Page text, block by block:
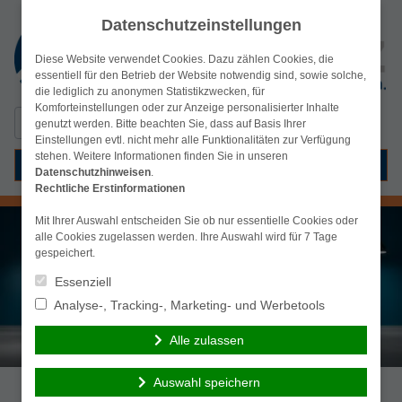
Suchen
nach:
simplr-Login
Menü
Datenschutzeinstellungen
Diese Website verwendet Cookies. Dazu zählen Cookies, die
essentiell für den Betrieb der Website notwendig sind, sowie solche,
die lediglich zu anonymen Statistikzwecken, für
Komforteinstellungen oder zur Anzeige personalisierter Inhalte
genutzt werden. Bitte beachten Sie, dass auf Basis Ihrer
Einstellungen evtl. nicht mehr alle Funktionalitäten zur Verfügung
stehen. Weitere Informationen finden Sie in unseren
Datenschutzhinweisen.
Rechtliche Erstinformationen
Mit Ihrer Auswahl entscheiden Sie ob nur essentielle Cookies oder
alle Cookies zugelassen werden. Ihre Auswahl wird für 7 Tage
gespeichert.
Essenziell
Analyse-, Tracking-, Marketing- und Werbetools
Alle zulassen
Auswahl speichern